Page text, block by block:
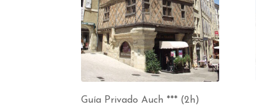
Guía Privado Auch *** (2h)